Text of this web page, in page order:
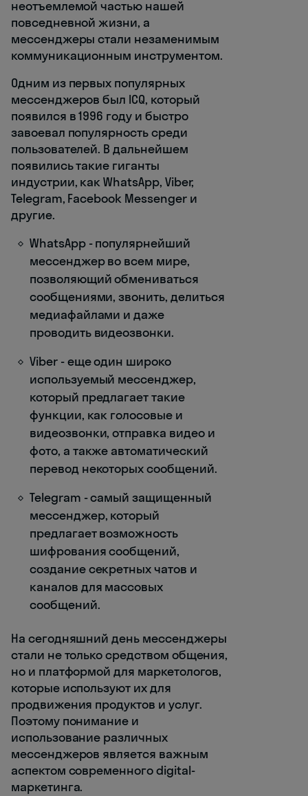
неотъемлемой частью нашей
повседневной жизни, а
мессенджеры стали незаменимым
коммуникационным инструментом.
Одним из первых популярных
мессенджеров был ICQ, который
появился в 1996 году и быстро
завоевал популярность среди
пользователей. В дальнейшем
появились такие гиганты
индустрии, как WhatsApp, Viber,
Telegram, Facebook Messenger и
другие.
WhatsApp - популярнейший
мессенджер во всем мире,
позволяющий обмениваться
сообщениями, звонить, делиться
медиафайлами и даже
проводить видеозвонки.
Viber - еще один широко
используемый мессенджер,
который предлагает такие
функции, как голосовые и
видеозвонки, отправка видео и
фото, а также автоматический
перевод некоторых сообщений.
Telegram - самый защищенный
мессенджер, который
предлагает возможность
шифрования сообщений,
создание секретных чатов и
каналов для массовых
сообщений.
На сегодняшний день мессенджеры
стали не только средством общения,
но и платформой для маркетологов,
которые используют их для
продвижения продуктов и услуг.
Поэтому понимание и
использование различных
мессенджеров является важным
аспектом современного digital-
маркетинга.